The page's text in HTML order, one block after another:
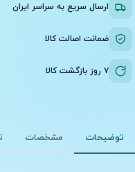
ارسال سریع به سراسر ایران
ضمانت اصالت کالا
۷ روز بازگشت کالا
توضیحات مشخصات